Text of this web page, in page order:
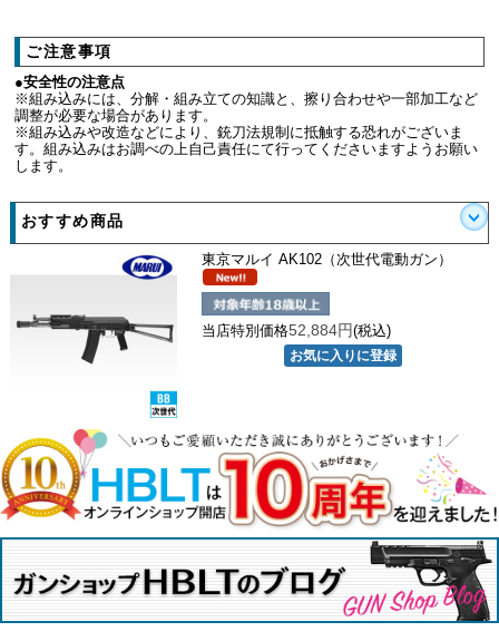
ご注意事項
●安全性の注意点
※組み込みには、分解・組み立ての知識と、擦り合わせや一部加工など
調整が必要な場合があります。
※組み込みや改造などにより、銃刀法規制に抵触する恐れがございま
す。組み込みはお調べの上自己責任にて行ってくださいますようお願い
します。
おすすめ商品
東京マルイ AK102（次世代電動ガン）
当店特別価格52,884円(税込)